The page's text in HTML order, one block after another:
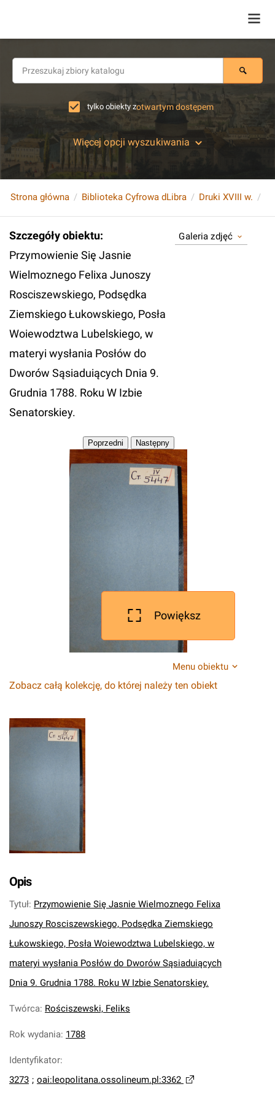
tylko obiekty zotwartym dostępem
Więcej opcji wyszukiwania
Strona główna Biblioteka Cyfrowa dLibra Druki XVIII w.
Szczegóły obiektu:
Przymowienie Się Jasnie
Wielmoznego Felixa Junoszy
Rosciszewskiego, Podsędka
Ziemskiego Łukowskiego, Posła
Woiewodztwa Lubelskiego, w
materyi wysłania Posłów do
Dworów Sąsiaduiących Dnia 9.
Grudnia 1788. Roku W Izbie
Senatorskiey.
Galeria zdjęć
Powiększ
Menu obiektu
Zobacz całą kolekcję, do której należy ten obiekt
Opis
Tytuł: Przymowienie Się Jasnie Wielmoznego Felixa
Junoszy Rosciszewskiego, Podsędka Ziemskiego
Łukowskiego, Posła Woiewodztwa Lubelskiego, w
materyi wysłania Posłów do Dworów Sąsiaduiących
Dnia 9. Grudnia 1788. Roku W Izbie Senatorskiey.
Twórca: Rościszewski, Feliks
Rok wydania: 1788
Identyfikator:
3273 ; oai:leopolitana.ossolineum.pl:3362